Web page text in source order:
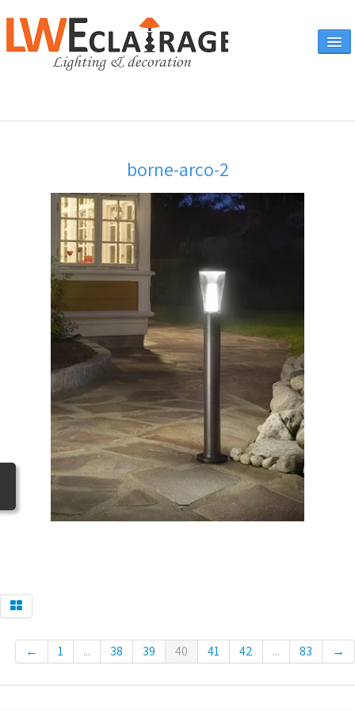
A propos
Eclairages & produits
Canapés
Catalogue
Contact
borne-arco-2
← 1 ... 38 39 40 41 42 ... 83 →